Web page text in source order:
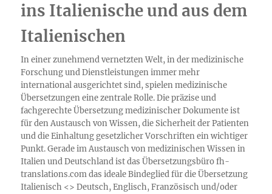
ins Italienische und aus dem
Italienischen
In einer zunehmend vernetzten Welt, in der medizinische
Forschung und Dienstleistungen immer mehr
international ausgerichtet sind, spielen medizinische
Übersetzungen eine zentrale Rolle. Die präzise und
fachgerechte Übersetzung medizinischer Dokumente ist
für den Austausch von Wissen, die Sicherheit der Patienten
und die Einhaltung gesetzlicher Vorschriften ein wichtiger
Punkt. Gerade im Austausch von medizinischen Wissen in
Italien und Deutschland ist das Übersetzungsbüro fh-
translations.com das ideale Bindeglied für die Übersetzung
Italienisch <> Deutsch, Englisch, Französisch und/oder